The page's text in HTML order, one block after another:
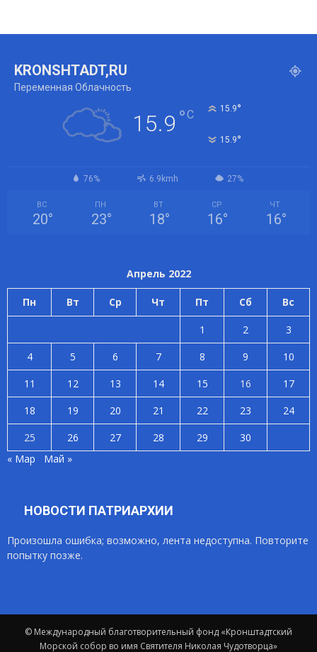
KRONSHTADT,RU
Переменная Облачность
15.9 °C 15.9°
15.9°
76% 6.9kmh 27%
ВС
20°
ПН
23°
ВТ
18°
СР
16°
ЧТ
16°
Апрель 2022
Пн Вт Ср Чт Пт Сб Вс
1 2
3
4
5 6 7 8 9
10
11
12 13 14 15 16
17
18
19 20 21 22 23
24
25
26 27 28 29
30
« Мар
Май »
НОВОСТИ ПАТРИАРХИИ
Произошла ошибка; возможно, лента недоступна. Повторите
попытку позже.
© Международный благотворительный фонд «Кронштадтский
Морской собор во имя Святителя Николая Чудотворца»